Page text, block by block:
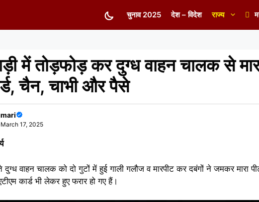
चुनाव 2025 देश – विदेश राज्य
में तोड़फोड़ कर दुग्ध वाहन चालक से
चैन, चाभी और पैसे
March 17, 2025
दुग्ध वाहन चालक को दो गुटों में हुई गाली गलौज व मारपीट कर दबंगों ने जमकर मारा
कार्ड भी लेकर हुए फरार हो गए हैं।